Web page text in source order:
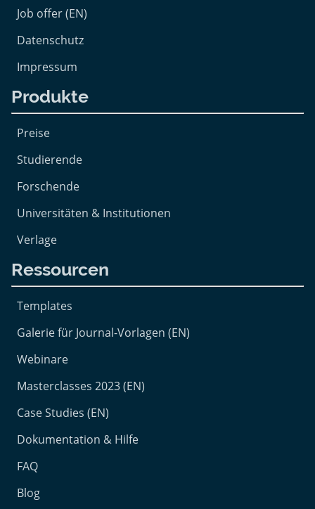
Job offer (EN)
Datenschutz
Impressum
Produkte
Preise
Studierende
Forschende
Universitäten & Institutionen
Verlage
Ressourcen
Templates
Galerie für Journal-Vorlagen (EN)
Webinare
Masterclasses 2023 (EN)
Case Studies (EN)
Dokumentation & Hilfe
FAQ
Blog